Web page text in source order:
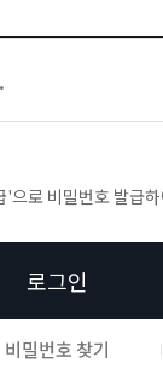
로 비밀번호 발급
로그인
비밀번호 찾기